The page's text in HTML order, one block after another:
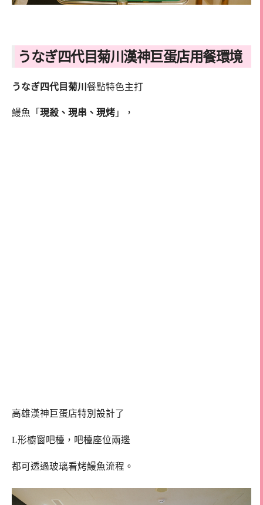
うなぎ四代目菊川漢神巨蛋店用餐環境
うなぎ四代目菊川 餐點特色主打
鰻魚「 現殺、現串、現烤 」，
高雄漢神巨蛋店特別設計了
L形櫥窗吧檯，吧檯座位兩邊
都可透過玻璃看烤鰻魚流程。